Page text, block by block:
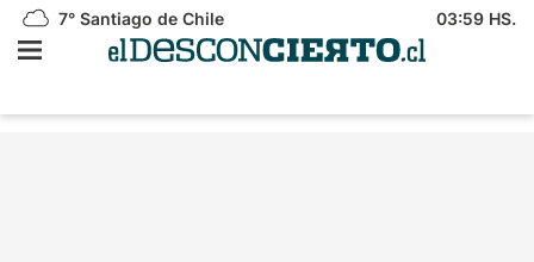
7° Santiago de Chile 03:59 HS.